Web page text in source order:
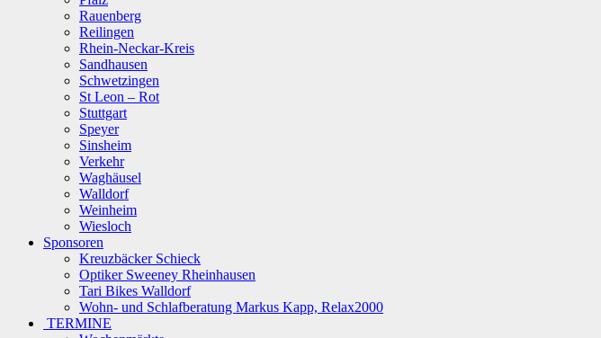
Rauenberg
Reilingen
Rhein-Neckar-Kreis
Sandhausen
Schwetzingen
St Leon – Rot
Stuttgart
Speyer
Sinsheim
Verkehr
Waghäusel
Walldorf
Weinheim
Wiesloch
Sponsoren
Kreuzbäcker Schieck
Optiker Sweeney Rheinhausen
Tari Bikes Walldorf
Wohn- und Schlafberatung Markus Kapp, Relax2000
TERMINE